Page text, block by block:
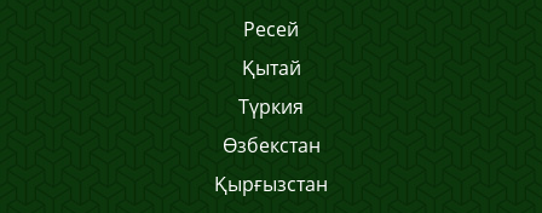
Ресей
Қытай
Түркия
Өзбекстан
Қырғызстан